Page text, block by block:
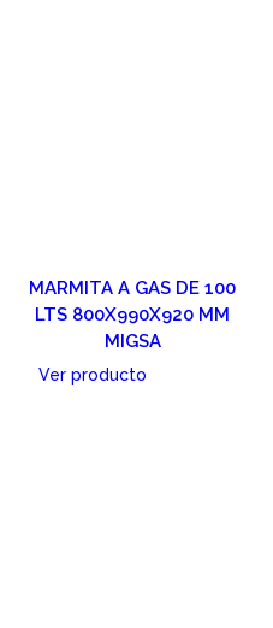
MARMITA A GAS DE 100
LTS 800X990X920 MM
MIGSA
Ver producto